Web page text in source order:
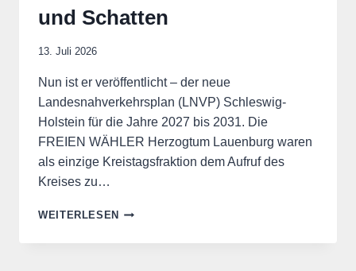
und Schatten
13. Juli 2026
Nun ist er veröffentlicht – der neue
Landesnahverkehrsplan (LNVP) Schleswig-
Holstein für die Jahre 2027 bis 2031. Die
FREIEN WÄHLER Herzogtum Lauenburg waren
als einzige Kreistagsfraktion dem Aufruf des
Kreises zu…
WEITERLESEN
NEUER
–